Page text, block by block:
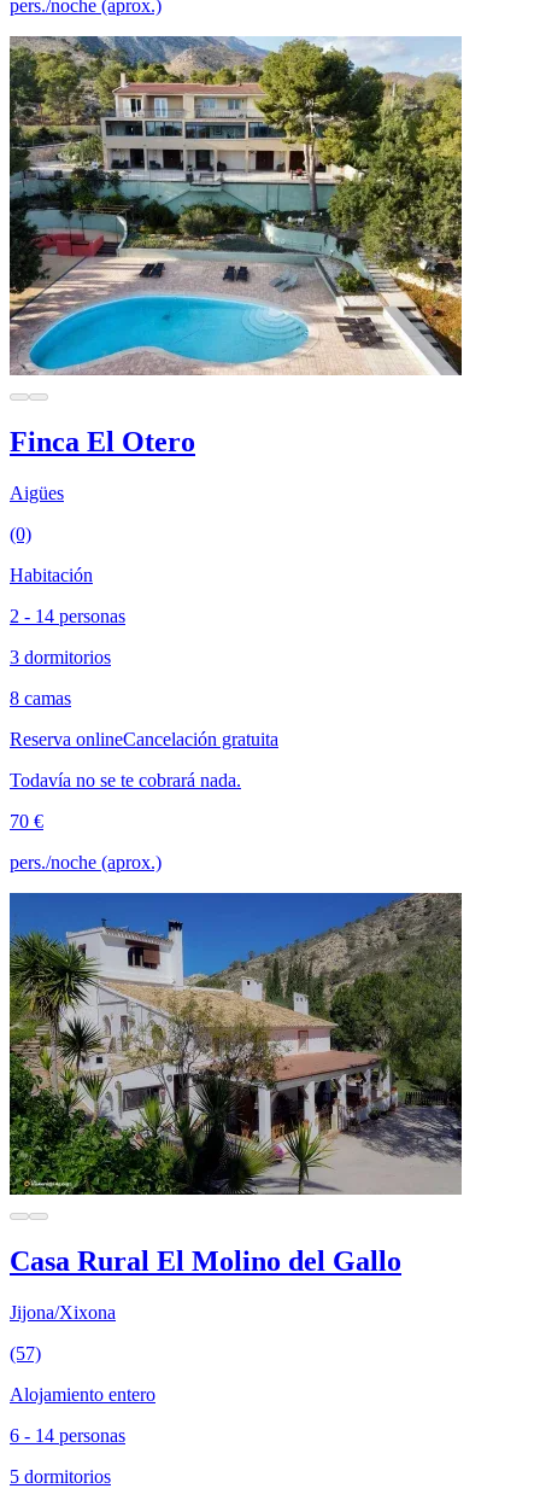
pers./noche (aprox.)
Finca El Otero
Aigües
(0)
Habitación
2 - 14 personas
3 dormitorios
8 camas
Reserva onlineCancelación gratuita
Todavía no se te cobrará nada.
70 €
pers./noche (aprox.)
Casa Rural El Molino del Gallo
Jijona/Xixona
(57)
Alojamiento entero
6 - 14 personas
5 dormitorios